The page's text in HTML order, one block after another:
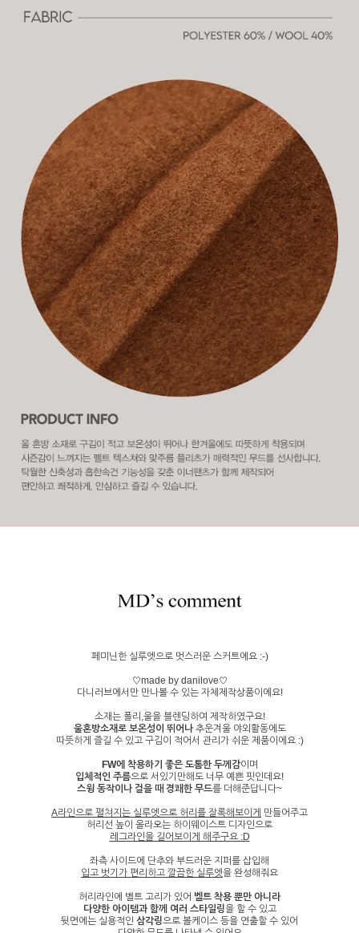
페미닌한 실루엣으로 멋스러운 스커트에요 :-)
♡made by danilove♡
다니러브에서만 만나볼 수 있는 자체제작상품이에요!
소재는 폴리,울을 블렌딩하여 제작하였구요!
울혼방소재로 보온성이 뛰어나 추운겨울 야외활동에도
따뜻하게 즐길 수 있고 구김이 적어서 관리가 쉬운제품이에요 :)
FW에 착용하기 좋은 도톰한 두께감이며
입체적인 주름으로 서있기만해도 너무 예쁜 핏인데요!
스윙 동작이나 걸을 때 경쾌한 무드를 더해준답니다~
A라인으로 펼쳐지는 실루엣으로 허리를 잘록해보이게 만들어주고
허리선 높이 올라오는 하이웨이스트 디자인으로
레그라인을 길어보이게 해주구요 :D
좌측 사이드에 단추와 부드러운 지퍼를 삽입해
입고 벗기가 편리하고 깔끔한 실루엣을 완성해줘요
허리라인에 벨트 고리가 있어 벨트 착용 뿐만 아니라
다양한 아이템과 함께 여러 스타일링을 할 수 있고
뒷면에는 실용적인 삼각링으로 볼케이스 등을 연출할 수 있어